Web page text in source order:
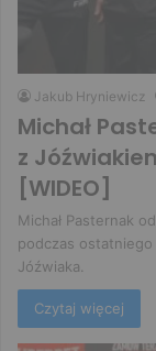
Jakub Hryniewicz
Michał
z
[WIDEO]
Michał Pasternak
podczas ostatniego
Jóźwiaka.
Czytaj więcej